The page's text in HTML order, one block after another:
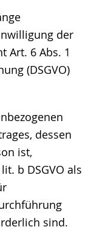
der
Art. 6 Abs. 1
(DSGVO)
dessen
ist,
b DSGVO als
sind.